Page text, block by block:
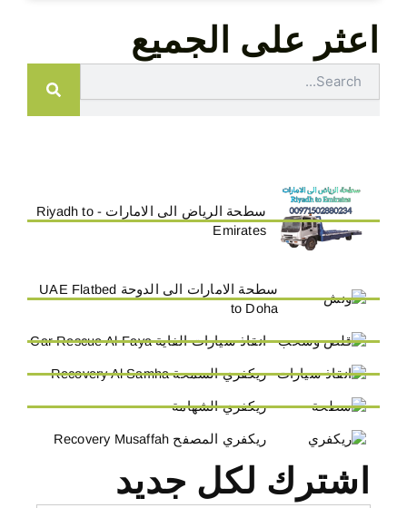
اعثر على الجميع
سطحة الرياض الى الامارات - Riyadh to
Emirates
سطحة الامارات الى الدوحة UAE Flatbed
to Doha
انقاذ سيارات الفاية Car Rescue Al-Faya
ريكفري السمحة Recovery Al Samha
ريكفري الشهامة
ريكفري المصفح Recovery Musaffah
اشترك لكل جديد